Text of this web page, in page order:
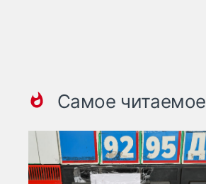
Самое читаемое